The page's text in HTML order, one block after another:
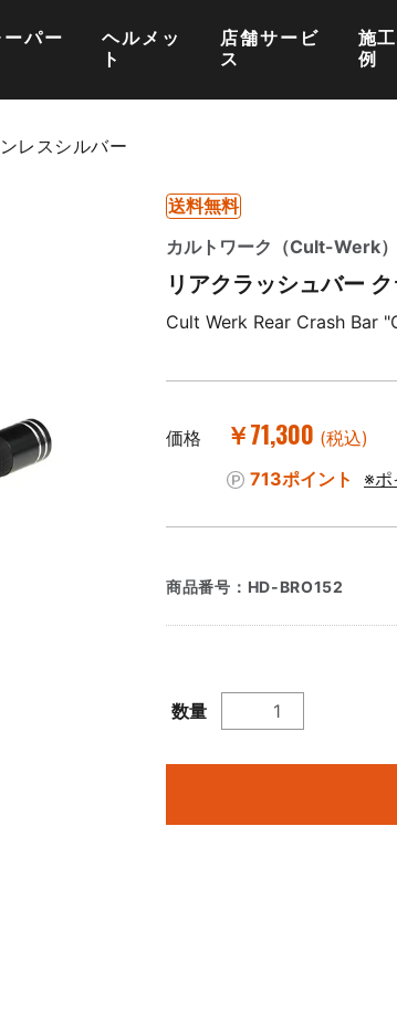
パー
ヘルメッ
ト
店舗サービ
ス
施
例
レスシルバー
送料無料
カルトワーク（Cult-Werk）
リアクラッシュバー
Cult Werk Rear Crash Bar
価格 ￥71,300 (税込)
713ポイント
※ポ
商品番号： HD-BRO152
数量